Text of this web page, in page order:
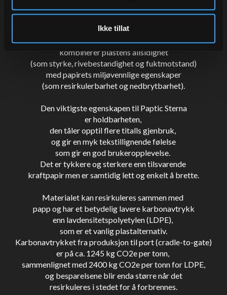
Ikke tillat
Ønskes en spesielt slitesterk fraktpose
finnes det idag et unikt produkt
ute på markedet.
Paptic Sterna er en papirkvalitet som
kombinerer plastens allsidighet
(som styrke, rivebestandighet og fuktmotstand)
med papirets miljøvennlige egenskaper
(som resirkulerbarhet og nedbrytbarhet).
Den viktigste egenskapen til Paptic Sterna
er holdbarheten,
den tåler opptil flere titalls gjenbruk,
og gir en myk tekstillignende følelse
som gir en god brukeropplevelse.
Det er tykkere og sterkere enn tilsvarende
kraftpapir men er samtidig lett og enkelt å brette.
Materialet kan resirkuleres sammen med
papp og har et betydelig lavere karbonavtrykk
enn lavdensitetspolyetylen (LDPE),
som er et vanlig plastalternativ.
Karbonavtrykket fra produksjon til port (cradle-to-gate)
er på ca. 1245 kg CO2e per tonn,
sammenlignet med 2400 kg CO2e per tonn for LDPE,
og besparelsene blir enda større når det
resirkuleres i stedet for å forbrennes.